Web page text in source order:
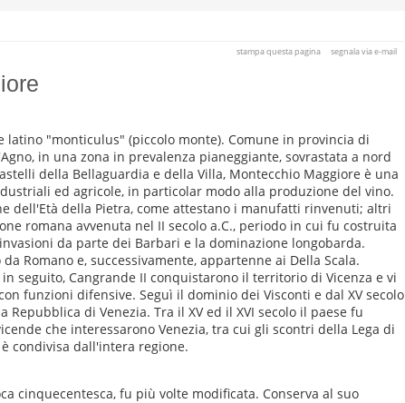
stampa questa pagina segnala via e-mail
"monticulus" (piccolo monte). Comune in provincia di
in una zona in prevalenza pianeggiante, sovrastata a nord
della Bellaguardia e della Villa, Montecchio Maggiore è una
ed agricole, in particolar modo alla produzione del vino.
dell'Età della Pietra, come attestano i manufatti rinvenuti; altri
romana avvenuta nel II secolo a.C., periodo in cui fu costruita
da parte dei Barbari e la dominazione longobarda.
Romano e, successivamente, appartenne ai Della Scala.
in seguito, Cangrande II conquistarono il territorio di Vicenza e vi
funzioni difensive. Seguì il dominio dei Visconti e dal XV secolo
Repubblica di Venezia. Tra il XV ed il XVI secolo il paese fu
che interessarono Venezia, tra cui gli scontri della Lega di
condivisa dall'intera regione.
cinquecentesca, fu più volte modificata. Conserva al suo